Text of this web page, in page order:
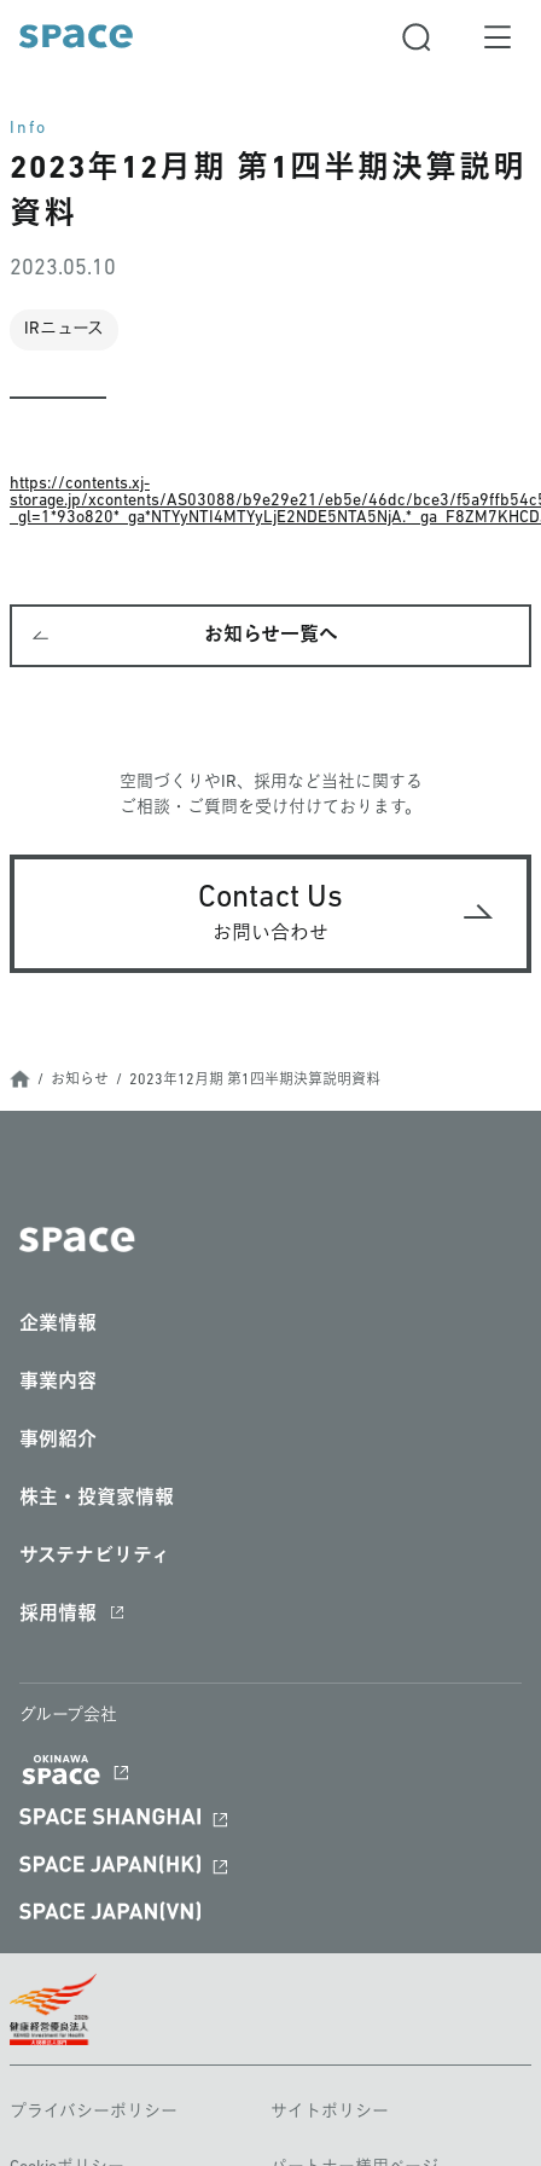
Info
2023年12月期 第1四半期決算説明
資料
2023.05.10
IRニュース
https://contents.xj-
storage.jp/xcontents/AS03088/b9e29e21/eb5e/46dc/bce3/
お知らせ一覧へ
空間づくりやIR、採用など当社に関する
ご相談・ご質問を受け付けております。
Contact Us
お問い合わせ
お知らせ 2023年12月期 第1四半期決算説明資料
企業情報
事業内容
事例紹介
株主・投資家情報
サステナビリティ
採用情報
グループ会社
プライバシーポリシー サイトポリシー